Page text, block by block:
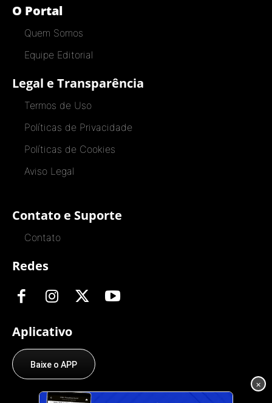
O Portal
Quem Somos
Equipe Editorial
Legal e Transparência
Termos de Uso
Políticas de Privacidade
Políticas de Cookies
Aviso Legal
Contato e Suporte
Contato
Redes
Aplicativo
Baixe o APP
×